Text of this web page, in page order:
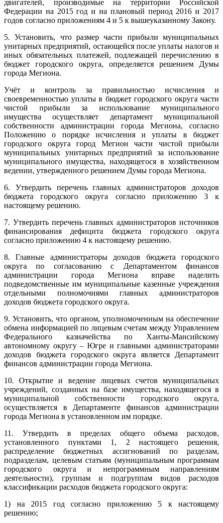
двигателей, производимые на территории Российской
Федерации на 2015 год и на плановый период 2016 и 2017
годов согласно приложениям 4 и 5 к вышеуказанному Закону.
5. Установить, что размер части прибыли муниципальных
унитарных предприятий, остающейся после уплаты налогов и
иных обязательных платежей, подлежащей перечислению в
бюджет городского округа, определяется решением Думы
города Мегиона.
Учёт и контроль за правильностью исчисления и
своевременностью уплаты в бюджет городского округа части
чистой прибыли за использование муниципального
имущества осуществляет департамент муниципальной
собственности администрации города Мегиона, согласно
Положению о порядке исчисления и уплаты в бюджет
городского округа город Мегион части чистой прибыли
муниципальных унитарных предприятий за использование
муниципального имущества, находящегося в хозяйственном
ведении, утвержденного решением Думы города Мегиона.
6. Утвердить перечень главных администраторов доходов
бюджета городского округа согласно приложению 3 к
настоящему решению.
7. Утвердить перечень главных администраторов источников
финансирования дефицита бюджета городского округа
согласно приложению 4 к настоящему решению.
8. Главные администраторы доходов бюджета городского
округа по согласованию с Департаментом финансов
администрации города Мегиона вправе наделить
подведомственные им муниципальные казенные учреждения
отдельными полномочиями главных администраторов
доходов бюджета городского округа.
9. Установить, что органом, уполномоченным на обеспечение
обмена информацией по лицевым счетам между Управлением
Федерального казначейства по Ханты-Мансийскому
автономному округу – Югре и главными администраторами
доходов бюджета городского округа является Департамент
финансов администрации города Мегиона.
10. Открытие и ведение лицевых счетов муниципальных
учреждений, созданных на базе имущества, находящегося в
муниципальной собственности городского округа,
осуществляется в Департаменте финансов администрации
города Мегиона в установленном им порядке.
11. Утвердить в пределах общего объема расходов,
установленного пунктами 1, 2 настоящего решения,
распределение бюджетных ассигнований по разделам,
подразделам, целевым статьям (муниципальным программам
городского округа и непрограммным направлениям
деятельности), группам и подгруппам видов расходов
классификации расходов бюджета городского округа:
1) на 2015 год согласно приложению 5 к настоящему
решению;